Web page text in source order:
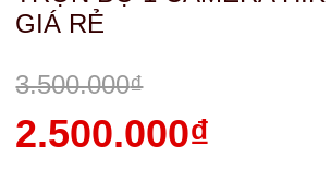
GIÁ RẺ
3.500.000₫
Giá
2.500.000₫